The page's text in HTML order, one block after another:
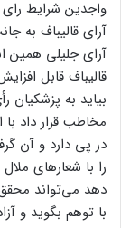
پزشکیان به
آرای قالیباف به
آرای جلیلی همین
قالیباف قابل
بیاید به پزشکیان
مخاطب قرار داد
در پی دارد و آن
را با شعارهای